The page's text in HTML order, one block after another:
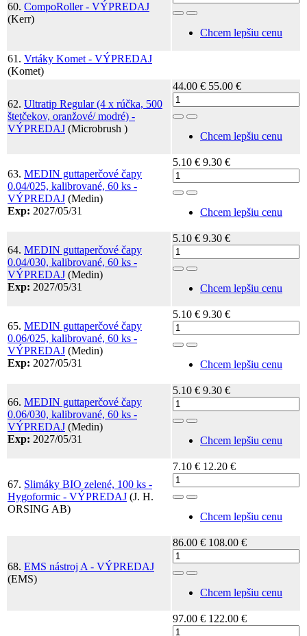
60. CompoRoller - VÝPREDAJ
(Kerr)
Toggle Dropdown
Chcem lepšiu cenu
61. Vrtáky Komet - VÝPREDAJ
(Komet)
62. Ultratip Regular (4 x rúčka, 500
štetčekov, oranžové/ modré) -
VÝPREDAJ (Microbrush )
44.00 € 55.00 €
Toggle Dropdown
Chcem lepšiu cenu
63. MEDIN guttaperčové čapy
0.04/025, kalibrované, 60 ks -
VÝPREDAJ (Medin)
Exp: 2027/05/31
5.10 € 9.30 €
Toggle Dropdown
Chcem lepšiu cenu
64. MEDIN guttaperčové čapy
0.04/030, kalibrované, 60 ks -
VÝPREDAJ (Medin)
Exp: 2027/05/31
5.10 € 9.30 €
Toggle Dropdown
Chcem lepšiu cenu
65. MEDIN guttaperčové čapy
0.06/025, kalibrované, 60 ks -
VÝPREDAJ (Medin)
Exp: 2027/05/31
5.10 € 9.30 €
Toggle Dropdown
Chcem lepšiu cenu
66. MEDIN guttaperčové čapy
0.06/030, kalibrované, 60 ks -
VÝPREDAJ (Medin)
Exp: 2027/05/31
5.10 € 9.30 €
Toggle Dropdown
Chcem lepšiu cenu
67. Slimáky BIO zelené, 100 ks -
Hygoformic - VÝPREDAJ (J. H.
ORSING AB)
7.10 € 12.20 €
Toggle Dropdown
Chcem lepšiu cenu
68. EMS nástroj A - VÝPREDAJ
(EMS)
86.00 € 108.00 €
Toggle Dropdown
Chcem lepšiu cenu
97.00 € 122.00 €